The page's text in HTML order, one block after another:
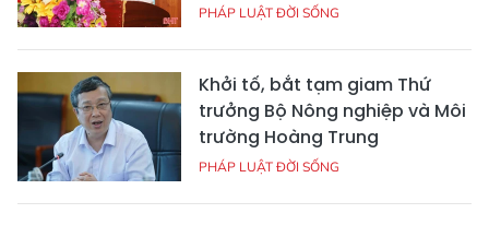
PHÁP LUẬT ĐỜI SỐNG
Khởi tố, bắt tạm giam Thứ
trưởng Bộ Nông nghiệp và Môi
trường Hoàng Trung
PHÁP LUẬT ĐỜI SỐNG